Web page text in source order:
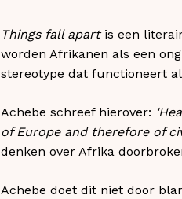
Things fall apartis een
worden Afrikanen als een
stereotype dat functioneert
Achebe schreef hierover:
of Europe and therefore of
denken over Afrika
Achebe doet dit niet door